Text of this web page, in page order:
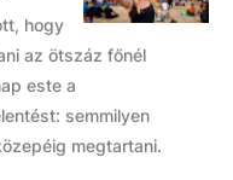
hogy
az ötszáz főnél
este a
semmilyen
megtartani.